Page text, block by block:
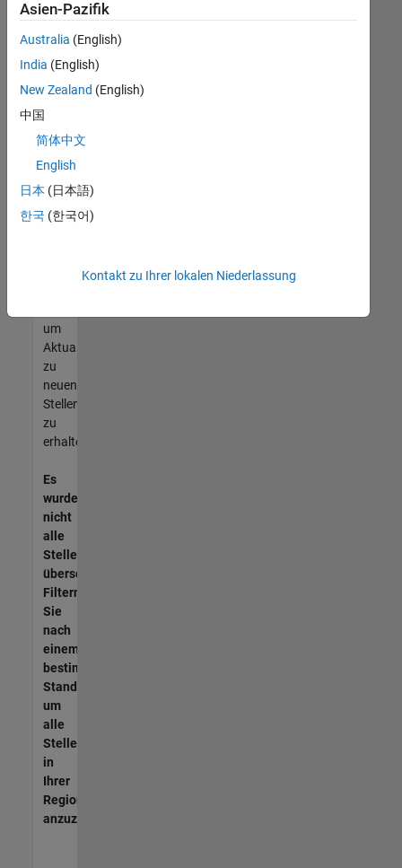
noch
keine
offenen
Stellen
können,
die
Ihren
entsprechen,
werden
unseres
um
Aktualisierungen
zu
neuen
Stellenangeboten
zu
erhalten.
Es
wurden
nicht
alle
Stellen
übersetzt.
Filtern
Sie
nach
einem
bestimmten
Standort,
um
alle
Stellenangebote
in
Ihrer
Region
anzuzeigen.
Asien-Pazifik
Australia (English)
India (English)
New Zealand (English)
中国
简体中文
English
日本 (日本語)
한국 (한국어)
Kontakt zu Ihrer lokalen Niederlassung